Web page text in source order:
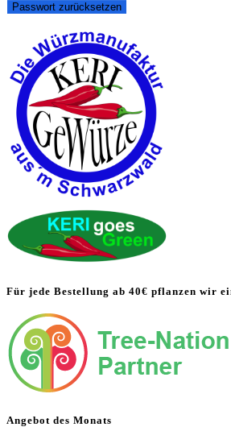
Passwort zurücksetzen
Für jede Bestellung ab 40€ pflanzen wir
Angebot des Monats